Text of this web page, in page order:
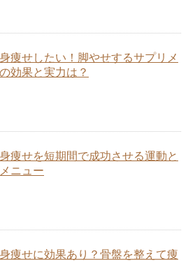
痩せしたい！脚やせするサプリメ
効果と実力は？
痩せを短期間で成功させる運動と
ニュー
痩せに効果あり？骨盤を整えて痩